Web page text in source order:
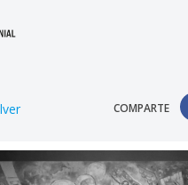
COMPARTE